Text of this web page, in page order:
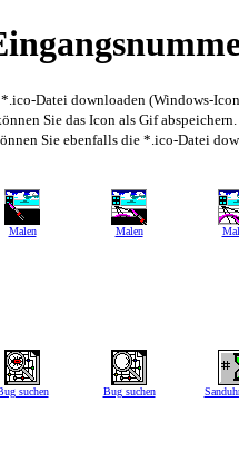
Datei downloaden (Windows-
Sie das Icon als Gif abspeichern.
Sie ebenfalls die *.ico-Datei
Malen Malen
suchen Bug suchen